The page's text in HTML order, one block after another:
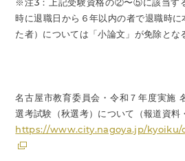
時に退職日から６年以内の者で退職時
た者）については「小論文」が免除とな
名古屋市教育委員会・令和７年度実施
選考試験（秋選考）について（報道資料
https://www.city.nagoya.jp/kyoiku/